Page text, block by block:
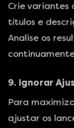
Crie variantes
títulos e
Analise os
9. Ignorar
Para
ajustar os